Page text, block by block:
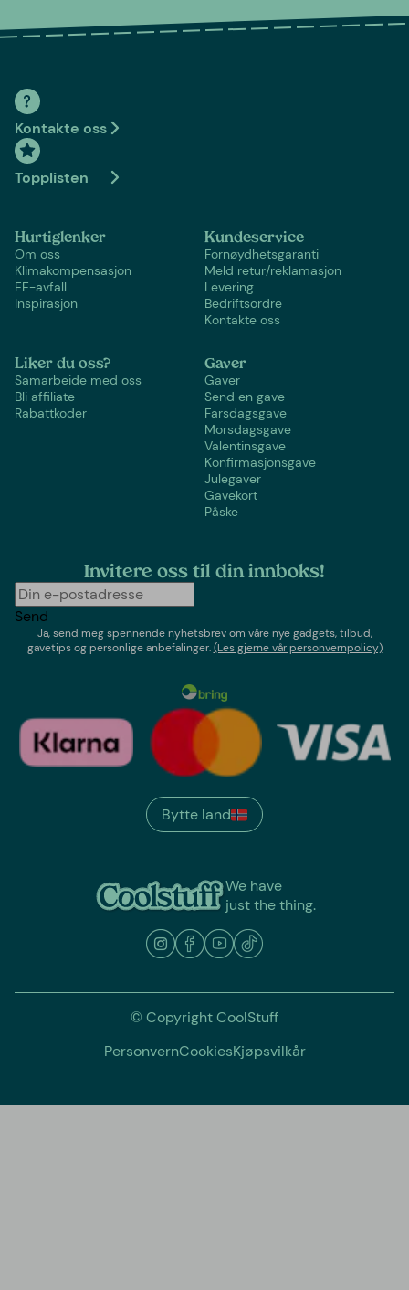
Kontakte oss
Topplisten
Hurtiglenker
Om oss
Klimakompensasjon
EE-avfall
Inspirasjon
Kundeservice
Fornøydhetsgaranti
Meld retur/reklamasjon
Levering
Bedriftsordre
Kontakte oss
Liker du oss?
Samarbeide med oss
Bli affiliate
Rabattkoder
Gaver
Gaver
Send en gave
Farsdagsgave
Morsdagsgave
Valentinsgave
Konfirmasjonsgave
Julegaver
Gavekort
Påske
Invitere oss til din innboks!
Send
Ja, send meg spennende nyhetsbrev om våre nye gadgets, tilbud,
gavetips og personlige anbefalinger.(Les gjerne vår personvernpolicy)
We have
just the thing.
Bytte land
© Copyright CoolStuff
PersonvernCookiesKjøpsvilkår